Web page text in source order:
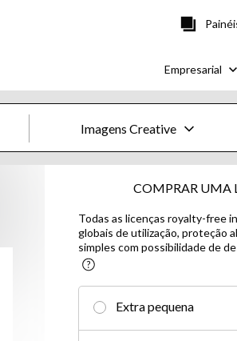
Empresarial
Imagens Creative
Imagens
Creative
COMPRAR UMA
Todas as licenças royalty-free
globais de utilização, proteção
simples com possibilidade de
Extra pequena